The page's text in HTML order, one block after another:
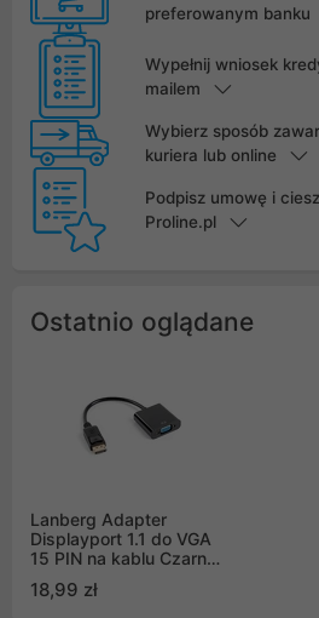
preferowanym banku
Wypełnij wniosek
mailem
Wybierz sposób
kuriera lub online
Podpisz umowę i
Proline.pl
Ostatnio oglądane
Lanberg Adapter
Displayport 1.1 do VGA
15 PIN na kablu Czarny
18,99 zł